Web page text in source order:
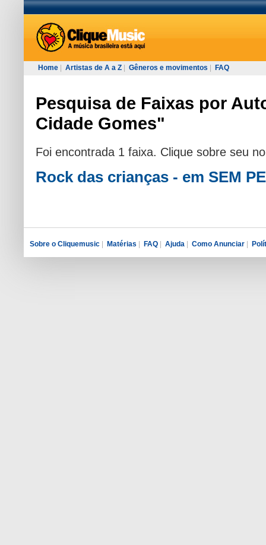
Home Artistas de A a Z Gêneros e movimentos FAQ
Pesquisa de Faixas por
Cidade Gomes"
Foi encontrada 1 faixa. Clique sobre seu
Rock das crianças - em SEM
Sobre o Cliquemusic | Matérias | FAQ | Ajuda | Como Anunciar |